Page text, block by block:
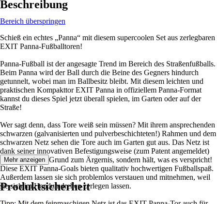
Beschreibung
Bereich überspringen
Schieß ein echtes „Panna“ mit diesem supercoolen Set aus zerlegbaren
EXIT Panna-Fußballtoren!
Panna-Fußball ist der angesagte Trend im Bereich des Straßenfußballs.
Beim Panna wird der Ball durch die Beine des Gegners hindurch
getunnelt, wobei man im Ballbesitz bleibt. Mit diesem leichten und
praktischen Kompakttor EXIT Panna in offiziellem Panna-Format
kannst du dieses Spiel jetzt überall spielen, im Garten oder auf der
Straße!
Wer sagt denn, dass Tore weiß sein müssen? Mit ihrem ansprechenden
schwarzen (galvanisierten und pulverbeschichteten!) Rahmen und dem
schwarzen Netz sehen die Tore auch im Garten gut aus. Das Netz ist
dank seiner innovativen Befestigungsweise (zum Patent angemeldet)
nicht länger ein Grund zum Ärgernis, sondern hält, was es verspricht!
Diese EXIT Panna-Goals bieten qualitativ hochwertigen Fußballspaß.
Außerdem lassen sie sich problemlos verstauen und mitnehmen, weil
sie sich im Handumdrehen zerlegen lassen.
Mehr anzeigen
Produktsicherheit